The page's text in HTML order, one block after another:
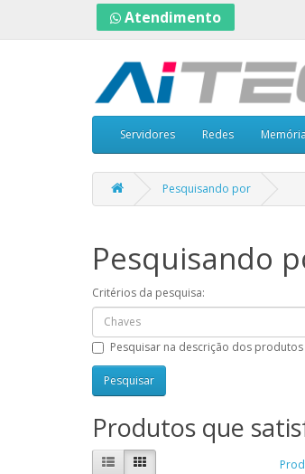
Atendimento
Servidores Redes
Pesquisando por
Pesquisando
Critérios da pesquisa:
Pesquisar na descrição dos produtos
Produtos que